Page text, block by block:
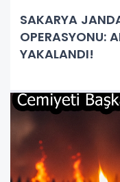
SAKARYA
OPERASYONU:
YAKALANDI!